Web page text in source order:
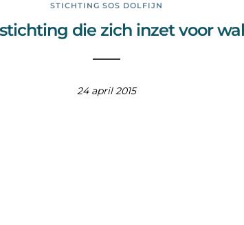
STICHTING SOS DOLFIJN
die zich inzet voor
24 april 2015